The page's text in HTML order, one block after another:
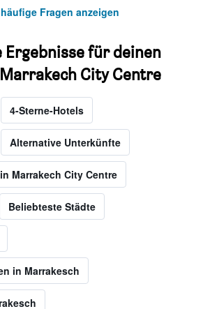
Fragen anzeigen
Ergebnisse für deinen
City Centre
4-Sterne-Hotels
Alternative Unterkünfte
Marrakech City Centre
Beliebteste Städte
in Marrakesch